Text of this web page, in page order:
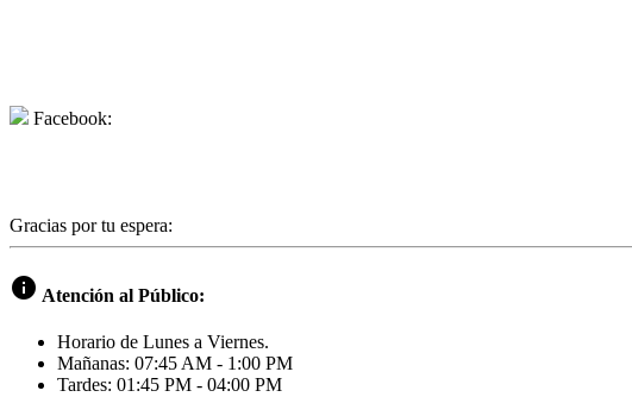
Facebook:
Gracias por tu espera:
info Atención al Público:
Horario de Lunes a Viernes.
Mañanas: 07:45 AM - 1:00 PM
Tardes: 01:45 PM - 04:00 PM